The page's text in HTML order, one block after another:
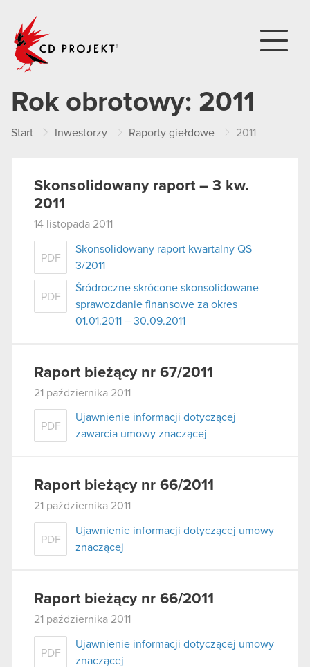
Rok obrotowy: 2011
Start Inwestorzy Raporty giełdowe 2011
Skonsolidowany raport – 3 kw.
2011
14 listopada 2011
PDF
Skonsolidowany raport kwartalny QS
3/2011
PDF
Śródroczne skrócone skonsolidowane
sprawozdanie finansowe za okres
01.01.2011 – 30.09.2011
Raport bieżący nr 67/2011
21 października 2011
PDF
Ujawnienie informacji dotyczącej
zawarcia umowy znaczącej
Raport bieżący nr 66/2011
21 października 2011
PDF
Ujawnienie informacji dotyczącej umowy
znaczącej
Raport bieżący nr 66/2011
21 października 2011
PDF
Ujawnienie informacji dotyczącej umowy
znaczącej